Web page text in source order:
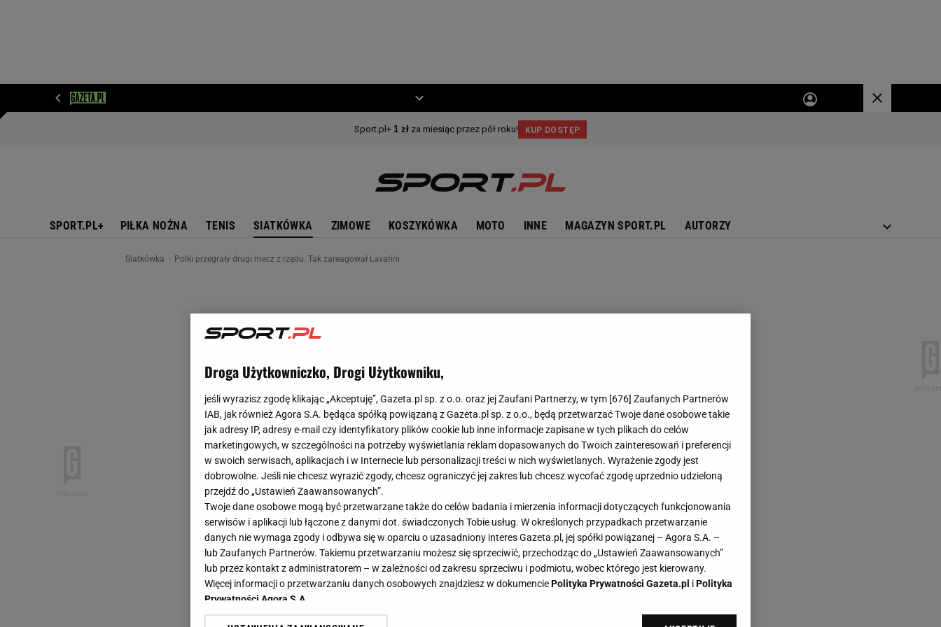
SPORT.PL+ PIŁKA NOŻNA TENIS SIATKÓWKA ZIMOWE KOSZYKÓWKA MOTO INNE MAGAZYN SPORT.PL AUTORZY
Siatkówka Polki przegrały drugi mecz z rzędu. Tak zareagował Lavarini
Droga Użytkowniczko, Drogi Użytkowniku,
jeśli wyrazisz zgodę klikając „Akceptuję”, Gazeta.pl sp. z o.o. oraz jej Zaufani Partnerzy, w tym [676] Zaufanych Partnerów
IAB, jak również Agora S.A. będąca spółką powiązaną z Gazeta.pl sp. z o.o., będą przetwarzać Twoje dane osobowe takie
jak adresy IP, adresy e-mail czy identyfikatory plików cookie lub inne informacje zapisane w tych plikach do celów
marketingowych, w szczególności na potrzeby wyświetlania reklam dopasowanych do Twoich zainteresowań i preferencji
w swoich serwisach, aplikacjach i w Internecie lub personalizacji treści w nich wyświetlanych. Wyrażenie zgody jest
dobrowolne. Jeśli nie chcesz wyrazić zgody, chcesz ograniczyć jej zakres lub chcesz wycofać zgodę uprzednio udzieloną
przejdź do „Ustawień Zaawansowanych”.
Twoje dane osobowe mogą być przetwarzane także do celów badania i mierzenia informacji dotyczących funkcjonowania
serwisów i aplikacji lub łączone z danymi dot. świadczonych Tobie usług. W określonych przypadkach przetwarzanie
danych nie wymaga zgody i odbywa się w oparciu o uzasadniony interes Gazeta.pl, jej spółki powiązanej – Agora S.A. –
lub Zaufanych Partnerów. Takiemu przetwarzaniu możesz się sprzeciwić, przechodząc do „Ustawień Zaawansowanych”
lub przez kontakt z administratorem – w zależności od zakresu sprzeciwu i podmiotu, wobec którego jest kierowany.
Więcej informacji o przetwarzaniu danych osobowych znajdziesz w dokumenciePolityka Prywatności Gazeta.pl iPolityka
Prywatności Agora S.A.